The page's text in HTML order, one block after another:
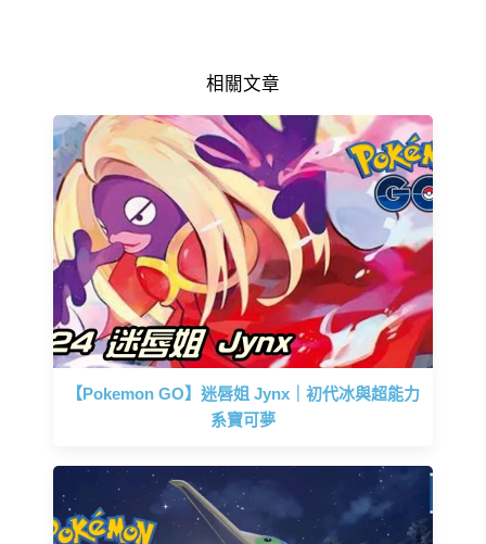
相關文章
【Pokemon GO】迷唇姐 Jynx｜初代冰與超能力
系寶可夢